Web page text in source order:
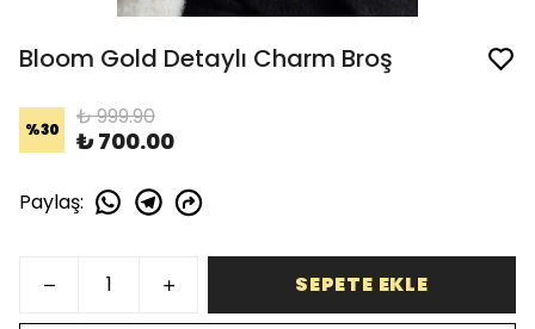
Bloom Gold Detaylı Charm Broş
%30 ₺ 999.90
₺ 700.00
Paylaş:
SEPETE EKLE